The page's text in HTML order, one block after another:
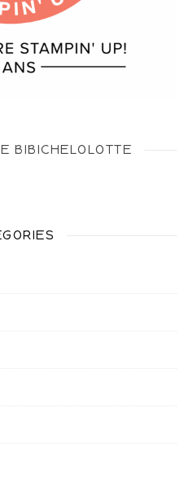
BIBICHELOLOTTE